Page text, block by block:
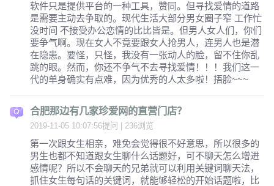
软件只是提供平台的一种工具，赞同。但寻找爱情的道路
是需要主动去争取的。现代生活大部分男女圈子窄 工作忙
没时间 不接受办公恋情的比比皆是。但男人女人们，你们
要争气啊。现在女人不竟要跟女人抢男人，连男人也是潜
在隐患。要怪，只怪，我没有一张动人的脸，留不住你乱
跳的眼。然而，你还不争气不去寻找爱情！！！我们这一
代的单身确实有点难，因为优秀的人太多啦！捂脸~~~
合肥那边有几家珍爱网的直营门店？
2019-11-05 10:07:56提问 | 236浏览
第一次跟女生相亲，难免会觉得很不好意思，所以很多的
男生也都不知道跟女生聊什么话题好，可不聊天怎么增进
感情呢？所以不会聊天的兄弟就可以利用关键词聊天法，
抓住女生每句话的关键词，就能够轻松的开始话题啦，比